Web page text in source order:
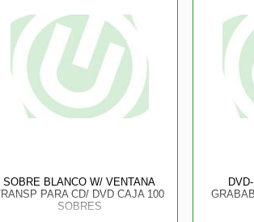
SOBRE BLANCO W/ VENTANA
PARA CD/ DVD CAJA 100
SOBRES